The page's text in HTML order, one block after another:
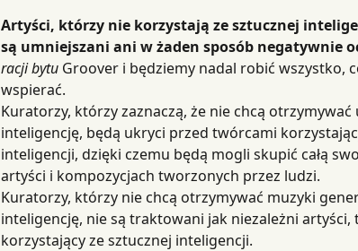
Artyści, którzy nie korzystają ze sztucznej
są umniejszani ani w żaden sposób negatywnie
racji bytu Groover i będziemy nadal robić wszystko,
wspierać.
Kuratorzy, którzy zaznaczą, że nie chcą
inteligencję, będą ukryci przed twórcami
inteligencji, dzięki czemu będą mogli skupić całą
artyści i kompozycjach tworzonych przez ludzi.
Kuratorzy, którzy nie chcą otrzymywać muzyki
inteligencję, nie są traktowani jak niezależni
korzystający ze sztucznej inteligencji.